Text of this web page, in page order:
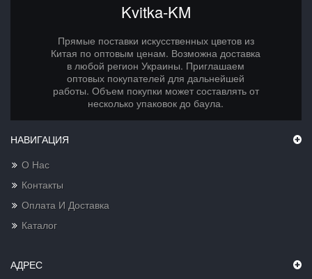
Kvitka-KM
Прямые поставки искусственных цветов из
Китая по оптовым ценам. Возможна доставка
в любой регион Украины. Приглашаем
оптовых покупателей для дальнейшей
работы. Объем покупки может составлять от
несколько упаковок до баула.
НАВИГАЦИЯ
О Нас
Контакты
Оплата И Доставка
Каталог
АДРЕС